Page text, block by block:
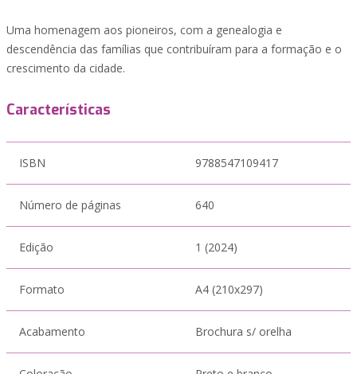
Uma homenagem aos pioneiros, com a genealogia e
descendência das famílias que contribuíram para a formação e o
crescimento da cidade.
Características
ISBN 9788547109417
Número de páginas 640
Edição 1 (2024)
Formato A4 (210x297)
Acabamento Brochura s/ orelha